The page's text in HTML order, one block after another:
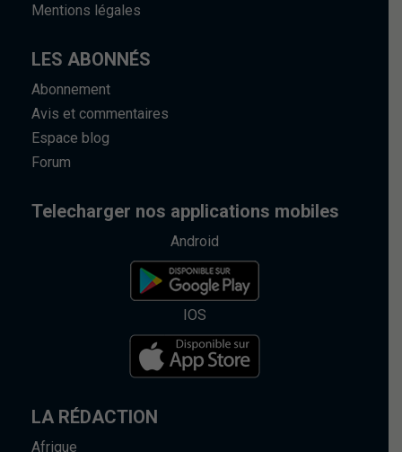
Mentions légales
LES ABONNÉS
Abonnement
Avis et commentaires
Espace blog
Forum
Telecharger nos applications mobiles
Android
IOS
LA RÉDACTION
Afrique